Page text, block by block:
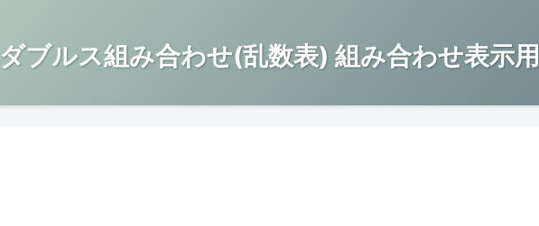
ダブルス組み合わせ(乱数表) 組み合わせ表示